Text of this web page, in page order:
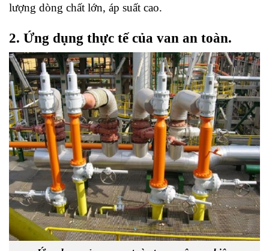
lượng dòng chất lớn, áp suất cao.
2. Ứng dụng thực tế của van an toàn.